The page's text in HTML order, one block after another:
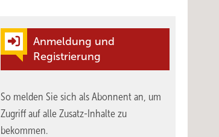
Anmeldung und
Registrierung
So melden Sie sich als Abonnent an, um
Zugriff auf alle Zusatz-Inhalte zu
bekommen.